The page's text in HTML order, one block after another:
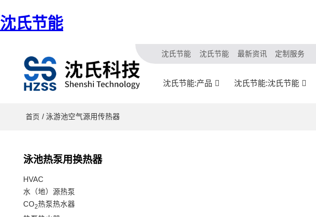
沈氏节能
沈氏节能 沈氏节能 最新资讯 定制服务
沈氏节能:产品 沈氏节能:沈氏节能
首页 / 泳游池空气源用传热器
泳池热泵用换热器
HVAC
水（地）源热泵
CO2热泵热水器